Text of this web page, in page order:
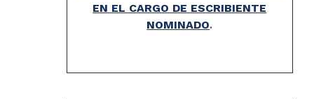
EN EL CARGO DE ESCRIBIENTE
NOMINADO.